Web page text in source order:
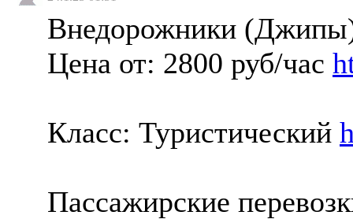
Внедорожники
Цена от: 2800 руб/час
Класс: Туристический
Пассажирские